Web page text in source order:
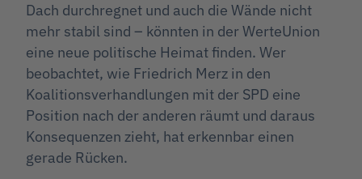
Dach durchregnet und auch die Wände nicht
mehr stabil sind – könnten in der WerteUnion
eine neue politische Heimat finden. Wer
beobachtet, wie Friedrich Merz in den
Koalitionsverhandlungen mit der SPD eine
Position nach der anderen räumt und daraus
Konsequenzen zieht, hat erkennbar einen
gerade Rücken.